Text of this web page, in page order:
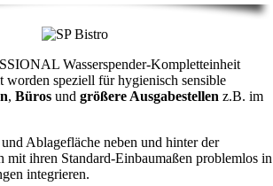
Wasserspender-Kompletteinheit
speziell für hygienisch sensible
,Büros undgrößere Ausgabestellen z.B. im
Ablagefläche neben und hinter der
mit ihren Standard-Einbaumaßen problemlos in
integrieren.